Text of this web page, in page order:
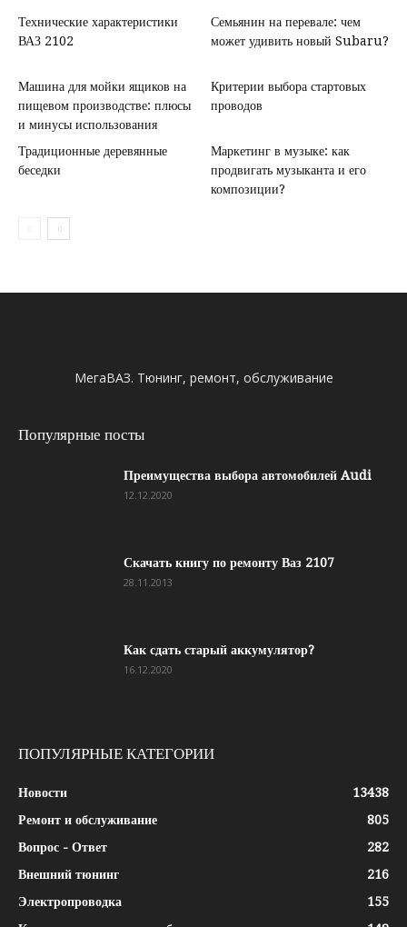
Технические характеристики
ВАЗ 2102
Семьянин на перевале: чем
может удивить новый Subaru?
Машина для мойки ящиков на
пищевом производстве: плюсы
и минусы использования
Критерии выбора стартовых
проводов
Традиционные деревянные
беседки
Маркетинг в музыке: как
продвигать музыканта и его
композиции?
МегаВАЗ. Тюнинг, ремонт, обслуживание
Популярные посты
Преимущества выбора автомобилей Audi
12.12.2020
Скачать книгу по ремонту Ваз 2107
28.11.2013
Как сдать старый аккумулятор?
16.12.2020
ПОПУЛЯРНЫЕ КАТЕГОРИИ
Новости
13438
Ремонт и обслуживание
805
Вопрос - Ответ
282
Внешний тюнинг
216
Электропроводка
155